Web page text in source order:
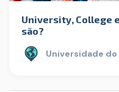
University, College
são?
Universidade